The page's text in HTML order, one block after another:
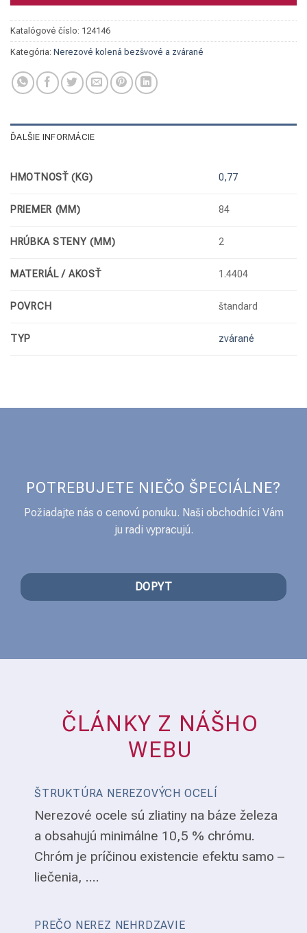
Katalógové číslo: 124146
Kategória: Nerezové kolená bezšvové a zvárané
ĎALŠIE INFORMÁCIE
HMOTNOSŤ (KG) 0,77
PRIEMER (MM) 84
HRÚBKA STENY (MM) 2
MATERIÁL / AKOSŤ 1.4404
POVRCH štandard
TYP zvárané
POTREBUJETE NIEČO ŠPECIÁLNE?
Požiadajte nás o cenovú ponuku. Naši obchodníci Vám
ju radi vypracujú.
DOPYT
ČLÁNKY Z NÁŠHO
WEBU
ŠTRUKTÚRA NEREZOVÝCH OCELÍ
Nerezové ocele sú zliatiny na báze železa
a obsahujú minimálne 10,5 % chrómu.
Chróm je príčinou existencie efektu samo –
liečenia, ....
PREČO NEREZ NEHRDZAVIE